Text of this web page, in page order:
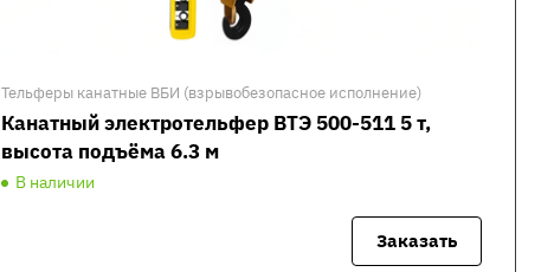
Тельферы канатные ВБИ (взрывобезопасное исполнение)
Канатный электротельфер ВТЭ 500-511 5 т,
высота подъёма 6.3 м
В наличии
Заказать